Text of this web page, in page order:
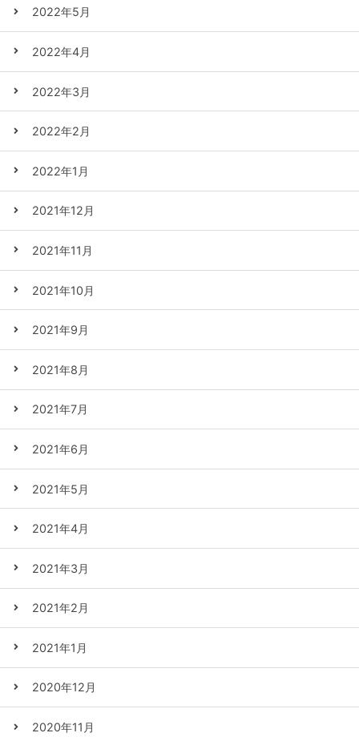
2022年5月
2022年4月
2022年3月
2022年2月
2022年1月
2021年12月
2021年11月
2021年10月
2021年9月
2021年8月
2021年7月
2021年6月
2021年5月
2021年4月
2021年3月
2021年2月
2021年1月
2020年12月
2020年11月